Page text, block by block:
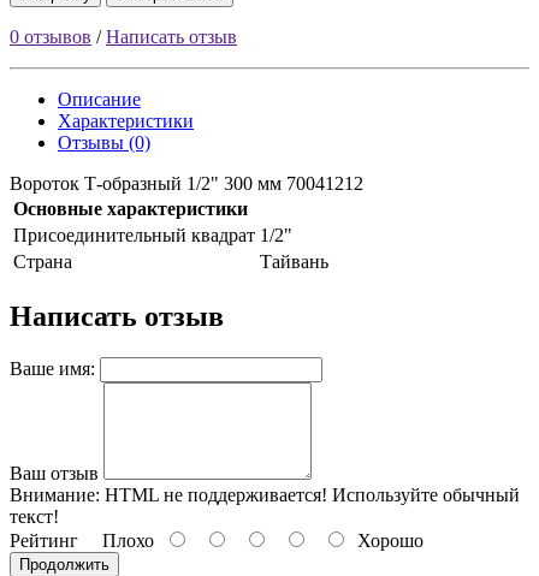
0 отзывов /Написать отзыв
Описание
Характеристики
Отзывы (0)
Вороток Т-образный 1/2" 300 мм 70041212
Основные характеристики
Присоединительный квадрат 1/2"
Страна
Тайвань
Написать отзыв
Ваше имя:
Ваш отзыв
Внимание: HTML не поддерживается! Используйте обычный
текст!
Рейтинг Плохо Хорошо
Продолжить